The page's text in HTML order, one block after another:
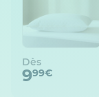
Dès
999€